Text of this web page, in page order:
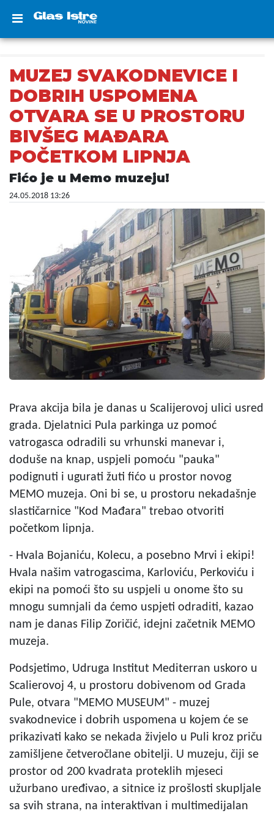
MUZEJ SVAKODNEVICE I
DOBRIH USPOMENA
OTVARA SE U PROSTORU
BIVŠEG MAĐARA
POČETKOM LIPNJA
Fićo je u Memo muzeju!
24.05.2018 13:26
Prava akcija bila je danas u Scalijerovoj ulici usred
grada. Djelatnici Pula parkinga uz pomoć
vatrogasca odradili su vrhunski manevar i,
doduše na knap, uspjeli pomoću "pauka"
podignuti i ugurati žuti fićo u prostor novog
MEMO muzeja. Oni bi se, u prostoru nekadašnje
slastičarnice "Kod Mađara" trebao otvoriti
početkom lipnja.
- Hvala Bojaniću, Kolecu, a posebno Mrvi i ekipi!
Hvala našim vatrogascima, Karloviću, Perkoviću i
ekipi na pomoći što su uspjeli u onome što su
mnogu sumnjali da ćemo uspjeti odraditi, kazao
nam je danas Filip Zoričić, idejni začetnik MEMO
muzeja.
Podsjetimo, Udruga Institut Mediterran uskoro u
Scalierovoj 4, u prostoru dobivenom od Grada
Pule, otvara "MEMO MUSEUM" - muzej
svakodnevice i dobrih uspomena u kojem će se
prikazivati kako se nekada živjelo u Puli kroz priču
zamišljene četveročlane obitelji. U muzeju, čiji se
prostor od 200 kvadrata proteklih mjeseci
užurbano uređivao, a sitnice iz prošlosti skupljale
sa svih strana, na interaktivan i multimedijalan